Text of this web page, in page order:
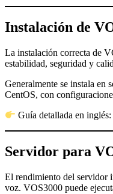
Instalación de
La instalación correcta de
estabilidad, seguridad y
Generalmente se instala en
CentOS, con
Guía detallada en
Servidor para
El rendimiento del servidor
voz. VOS3000 puede